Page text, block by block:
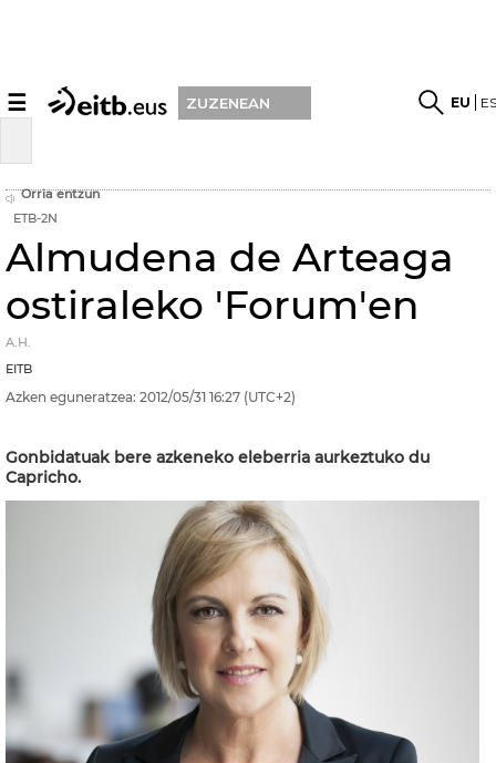
☰ ZUZENEAN EU
Orria entzun
ETB-2N
Almudena de Arteaga
ostiraleko 'Forum'en
A.H.
EITB
Azken eguneratzea: 2012/05/31 16:27 (UTC+2)
Gonbidatuak bere azkeneko eleberria aurkeztuko du
Capricho.